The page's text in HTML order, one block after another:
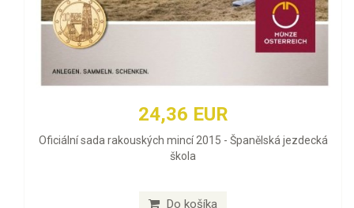
24,36 EUR
Oficiální sada rakouských mincí 2015 - Španělská jezdecká
škola
Do košíka